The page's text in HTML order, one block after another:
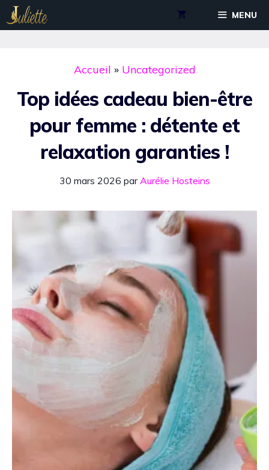
Aller
au
MENU
Accueil » Uncategorized
Top idées cadeau bien-être
pour femme : détente et
relaxation garanties !
30 mars 2026 parAurélie Hosteins